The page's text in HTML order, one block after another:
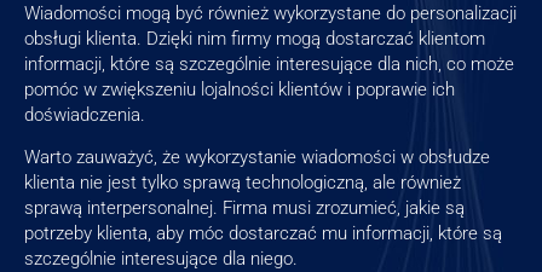
Wiadomości mogą być również wykorzystane do personalizacji
obsługi klienta. Dzięki nim firmy mogą dostarczać klientom
informacji, które są szczególnie interesujące dla nich, co może
pomóc w zwiększeniu lojalności klientów i poprawie ich
doświadczenia.
Warto zauważyć, że wykorzystanie wiadomości w obsłudze
klienta nie jest tylko sprawą technologiczną, ale również
sprawą interpersonalnej. Firma musi zrozumieć, jakie są
potrzeby klienta, aby móc dostarczać mu informacji, które są
szczególnie interesujące dla niego.